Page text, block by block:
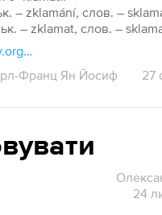
– zklamání, слов. –
– zklamat, слов. –
https://en.wiktionary.org/wiki/Reconstruction:Proto-Slavic/klamati
Франц Ян Йосиф 27
24